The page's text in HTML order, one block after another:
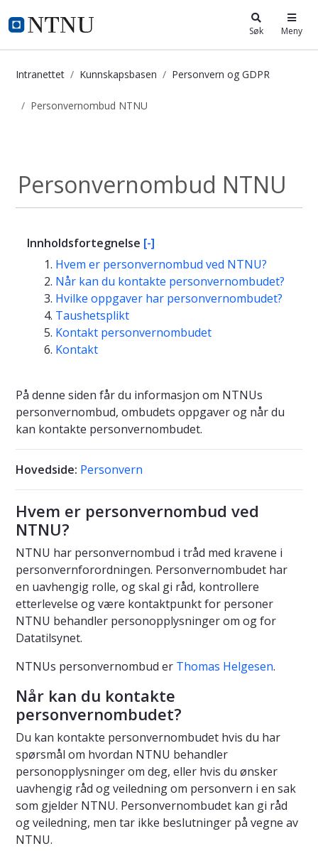
i.ntnu.no Søk Meny
Intranettet Kunnskapsbasen Personvern og GDPR
Personvernombud NTNU
Personvernombud NTNU
Innholdsfortegnelse [-]
Hvem er personvernombud ved NTNU?
Når kan du kontakte personvernombudet?
Hvilke oppgaver har personvernombudet?
Taushetsplikt
Kontakt personvernombudet
Kontakt
På denne siden får du informasjon om NTNUs
personvernombud, ombudets oppgaver og når du
kan kontakte personvernombudet.
Hovedside: Personvern
Hvem er personvernombud ved
NTNU?
NTNU har personvernombud i tråd med kravene i
personvernforordningen. Personvernombudet har
en uavhengig rolle, og skal gi råd, kontrollere
etterlevelse og være kontaktpunkt for personer
NTNU behandler personopplysninger om og for
Datatilsynet.
NTNUs personvernombud er Thomas Helgesen.
Når kan du kontakte
personvernombudet?
Du kan kontakte personvernombudet hvis du har
spørsmål om hvordan NTNU behandler
personopplysninger om deg, eller hvis du ønsker
uavhengig råd og veiledning om personvern i en sak
som gjelder NTNU. Personvernombudet kan gi råd
og veiledning, men tar ikke beslutninger på vegne av
NTNU.